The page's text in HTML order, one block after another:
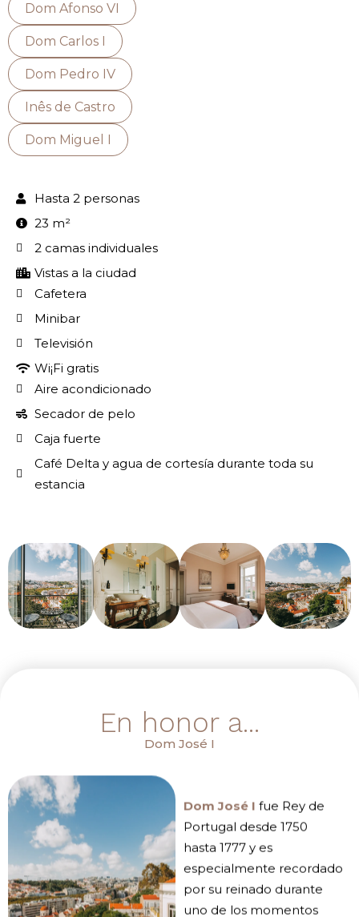
Dom Afonso VI
Dom Carlos I
Dom Pedro IV
Inês de Castro
Dom Miguel I
Hasta 2 personas
23 m²
2 camas individuales
Vistas a la ciudad
Cafetera
Minibar
Televisión
Wi¡Fi gratis
Aire acondicionado
Secador de pelo
Caja fuerte
Café Delta y agua de cortesía durante toda su
estancia
En honor a...
Dom José I
Dom José I fue Rey de
Portugal desde 1750
hasta 1777 y es
especialmente recordado
por su reinado durante
uno de los momentos